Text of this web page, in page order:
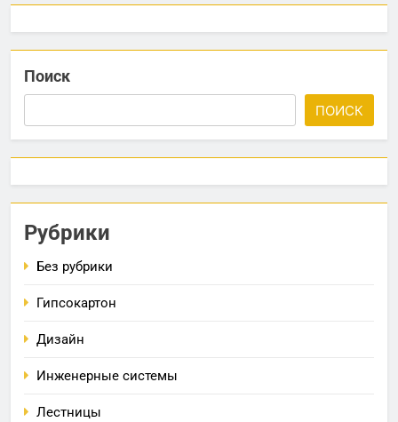
Поиск
ПОИСК
Рубрики
Без рубрики
Гипсокартон
Дизайн
Инженерные системы
Лестницы